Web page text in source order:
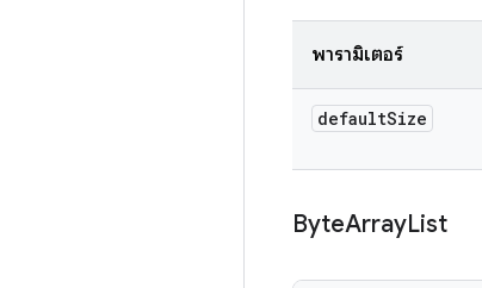
พารามิเตอร์
defaultSize
ByteArrayList